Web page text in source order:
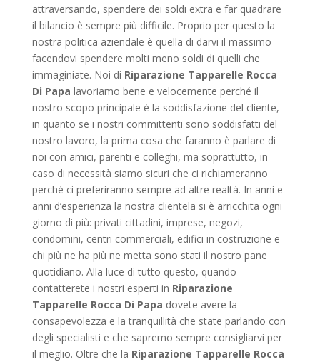
attraversando, spendere dei soldi extra e far quadrare
il bilancio è sempre più difficile. Proprio per questo la
nostra politica aziendale è quella di darvi il massimo
facendovi spendere molti meno soldi di quelli che
immaginiate. Noi di Riparazione Tapparelle Rocca
Di Papa lavoriamo bene e velocemente perché il
nostro scopo principale è la soddisfazione del cliente,
in quanto se i nostri committenti sono soddisfatti del
nostro lavoro, la prima cosa che faranno è parlare di
noi con amici, parenti e colleghi, ma soprattutto, in
caso di necessità siamo sicuri che ci richiameranno
perché ci preferiranno sempre ad altre realtà. In anni e
anni d’esperienza la nostra clientela si è arricchita ogni
giorno di più: privati cittadini, imprese, negozi,
condomini, centri commerciali, edifici in costruzione e
chi più ne ha più ne metta sono stati il nostro pane
quotidiano. Alla luce di tutto questo, quando
contatterete i nostri esperti in Riparazione
Tapparelle Rocca Di Papa dovete avere la
consapevolezza e la tranquillità che state parlando con
degli specialisti e che sapremo sempre consigliarvi per
il meglio. Oltre che la Riparazione Tapparelle Rocca